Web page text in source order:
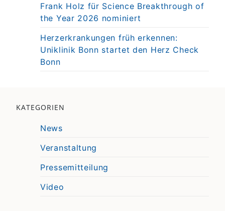
Frank Holz für Science Breakthrough of
the Year 2026 nominiert
Herzerkrankungen früh erkennen:
Uniklinik Bonn startet den Herz Check
Bonn
KATEGORIEN
News
Veranstaltung
Pressemitteilung
Video